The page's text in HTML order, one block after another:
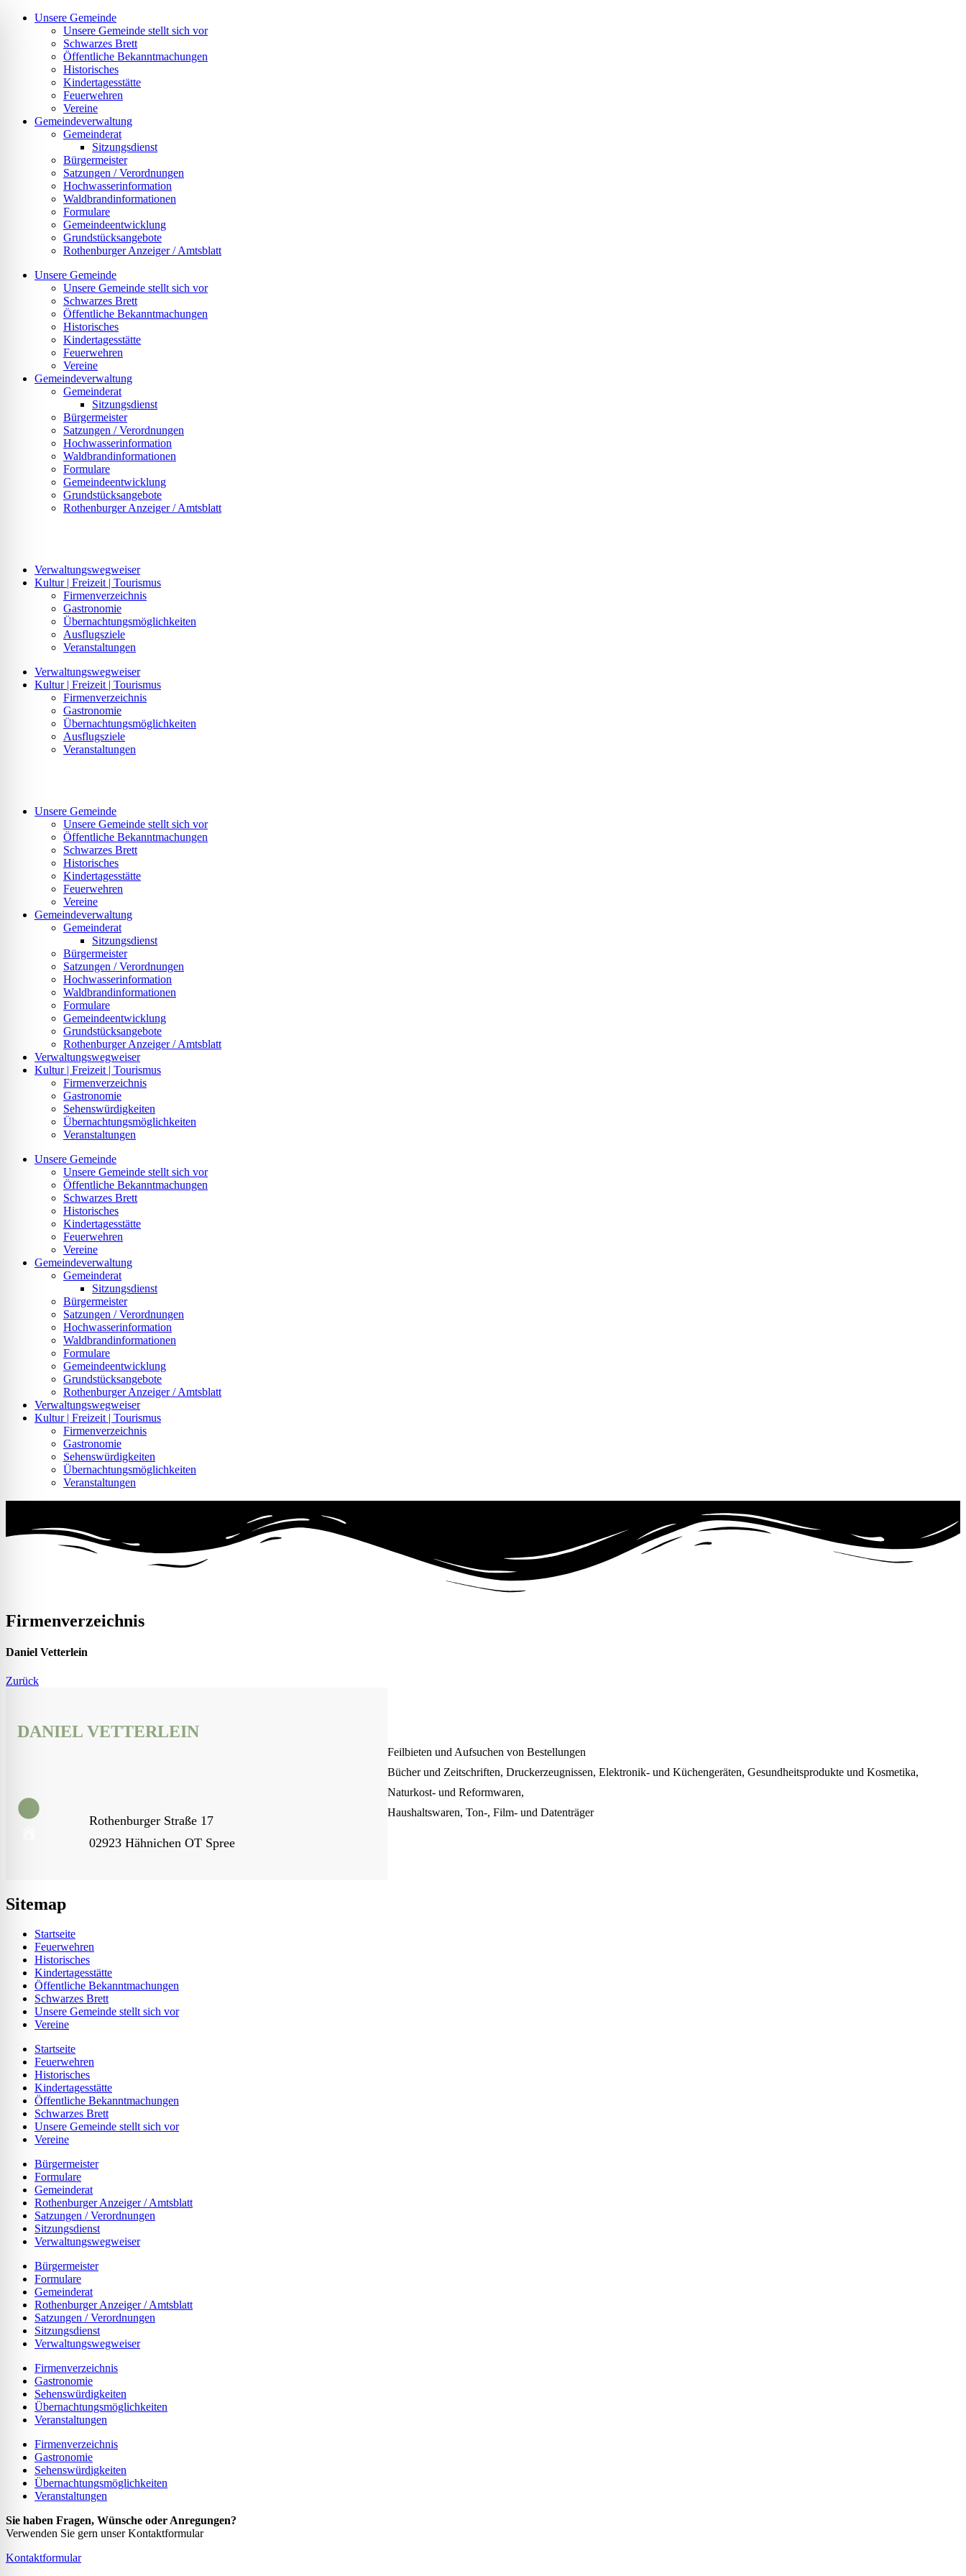
Zum
Unsere Gemeinde
Unsere Gemeinde stellt sich vor
Schwarzes Brett
Öffentliche Bekanntmachungen
Historisches
Kindertagesstätte
Feuerwehren
Vereine
Gemeindeverwaltung
Gemeinderat
Sitzungsdienst
Bürgermeister
Satzungen / Verordnungen
Hochwasserinformation
Waldbrandinformationen
Formulare
Gemeindeentwicklung
Grundstücksangebote
Rothenburger Anzeiger / Amtsblatt
Unsere Gemeinde
Unsere Gemeinde stellt sich vor
Schwarzes Brett
Öffentliche Bekanntmachungen
Historisches
Kindertagesstätte
Feuerwehren
Vereine
Gemeindeverwaltung
Gemeinderat
Sitzungsdienst
Bürgermeister
Satzungen / Verordnungen
Hochwasserinformation
Waldbrandinformationen
Formulare
Gemeindeentwicklung
Grundstücksangebote
Rothenburger Anzeiger / Amtsblatt
Verwaltungswegweiser
Kultur | Freizeit | Tourismus
Firmenverzeichnis
Gastronomie
Übernachtungsmöglichkeiten
Ausflugsziele
Veranstaltungen
Verwaltungswegweiser
Kultur | Freizeit | Tourismus
Firmenverzeichnis
Gastronomie
Übernachtungsmöglichkeiten
Ausflugsziele
Veranstaltungen
Unsere Gemeinde
Unsere Gemeinde stellt sich vor
Öffentliche Bekanntmachungen
Schwarzes Brett
Historisches
Kindertagesstätte
Feuerwehren
Vereine
Gemeindeverwaltung
Gemeinderat
Sitzungsdienst
Bürgermeister
Satzungen / Verordnungen
Hochwasserinformation
Waldbrandinformationen
Formulare
Gemeindeentwicklung
Grundstücksangebote
Rothenburger Anzeiger / Amtsblatt
Verwaltungswegweiser
Kultur | Freizeit | Tourismus
Firmenverzeichnis
Gastronomie
Sehenswürdigkeiten
Übernachtungsmöglichkeiten
Veranstaltungen
Unsere Gemeinde
Unsere Gemeinde stellt sich vor
Öffentliche Bekanntmachungen
Schwarzes Brett
Historisches
Kindertagesstätte
Feuerwehren
Vereine
Gemeindeverwaltung
Gemeinderat
Sitzungsdienst
Bürgermeister
Satzungen / Verordnungen
Hochwasserinformation
Waldbrandinformationen
Formulare
Gemeindeentwicklung
Grundstücksangebote
Rothenburger Anzeiger / Amtsblatt
Verwaltungswegweiser
Kultur | Freizeit | Tourismus
Firmenverzeichnis
Gastronomie
Sehenswürdigkeiten
Übernachtungsmöglichkeiten
Veranstaltungen
Firmenverzeichnis
Daniel Vetterlein
Zurück
DANIEL VETTERLEIN
Rothenburger Straße 17
02923 Hähnichen OT Spree
Feilbieten und Aufsuchen von Bestellungen
Bücher und Zeitschriften, Druckerzeugnissen, Elektronik- und Küchengeräten, Gesundheitsprodukte und Kosmetika,
Naturkost- und Reformwaren,
Haushaltswaren, Ton-, Film- und Datenträger
Sitemap
Startseite
Feuerwehren
Historisches
Kindertagesstätte
Öffentliche Bekanntmachungen
Schwarzes Brett
Unsere Gemeinde stellt sich vor
Vereine
Startseite
Feuerwehren
Historisches
Kindertagesstätte
Öffentliche Bekanntmachungen
Schwarzes Brett
Unsere Gemeinde stellt sich vor
Vereine
Bürgermeister
Formulare
Gemeinderat
Rothenburger Anzeiger / Amtsblatt
Satzungen / Verordnungen
Sitzungsdienst
Verwaltungswegweiser
Bürgermeister
Formulare
Gemeinderat
Rothenburger Anzeiger / Amtsblatt
Satzungen / Verordnungen
Sitzungsdienst
Verwaltungswegweiser
Firmenverzeichnis
Gastronomie
Sehenswürdigkeiten
Übernachtungsmöglichkeiten
Veranstaltungen
Firmenverzeichnis
Gastronomie
Sehenswürdigkeiten
Übernachtungsmöglichkeiten
Veranstaltungen
Sie haben Fragen, Wünsche oder Anregungen?
Verwenden Sie gern unser Kontaktformular
Kontaktformular